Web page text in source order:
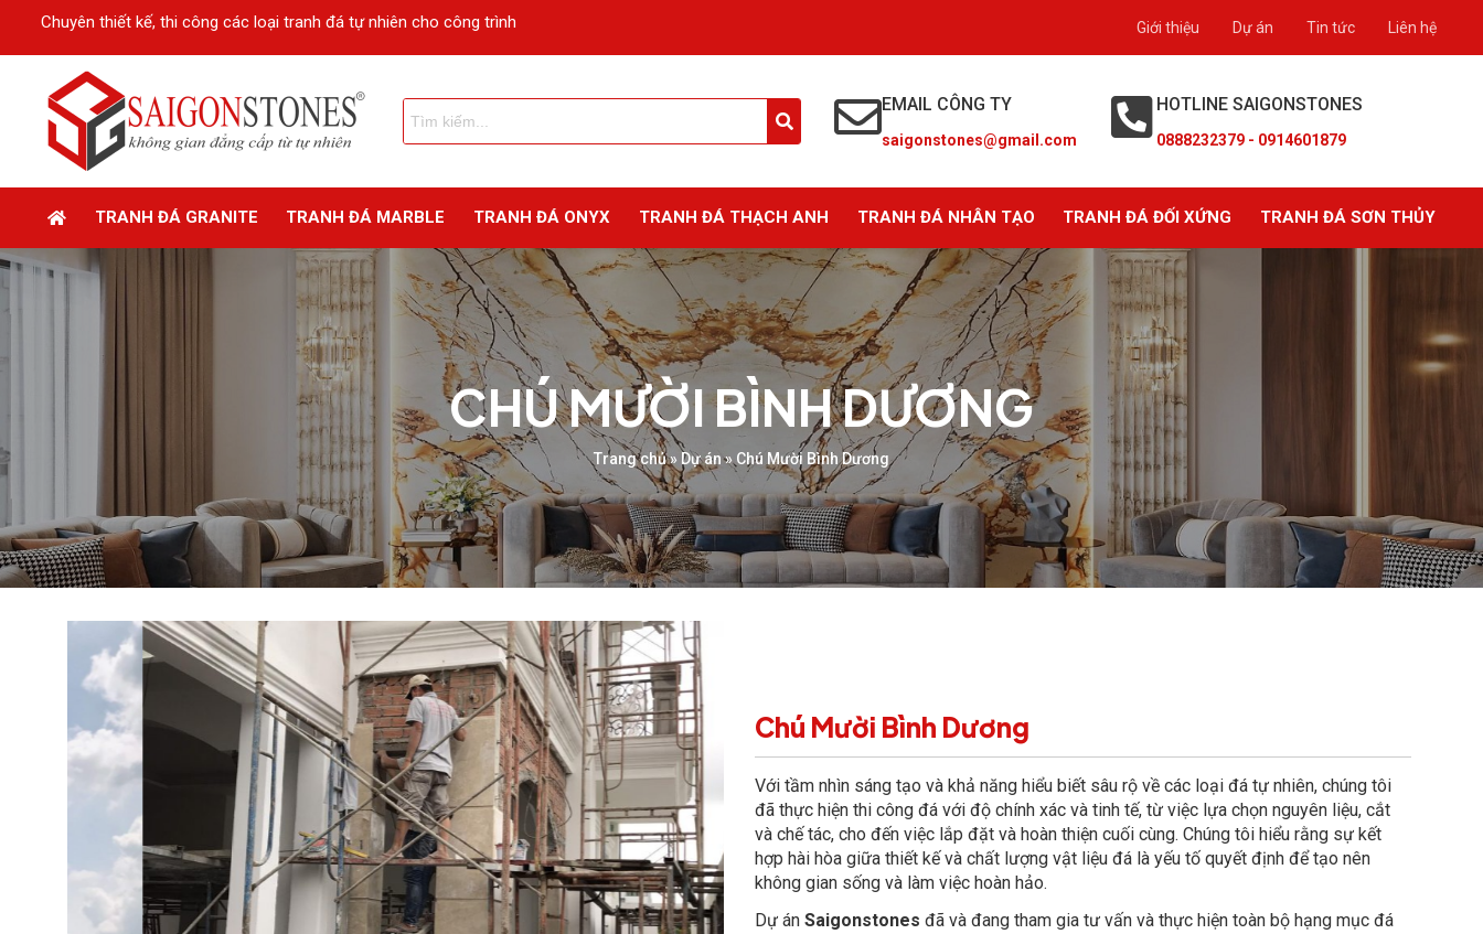
Chuyên thiết kế, thi công các loại tranh đá tự nhiên cho công trình Giới thiệu Dự án Tin tức Liên hệ
EMAIL CÔNG TY
saigonstones@gmail.com
HOTLINE SAIGONSTONES
0888232379 - 0914601879
TRANH ĐÁ GRANITE TRANH ĐÁ MARBLE TRANH ĐÁ ONYX TRANH ĐÁ THẠCH ANH TRANH ĐÁ NHÂN TẠO TRANH ĐÁ ĐỐI XỨNG TRANH ĐÁ SƠN THỦY
CHÚ MƯỜI BÌNH DƯƠNG
Trang chủ» Dự án» Chú Mười Bình Dương
Chú Mười Bình Dương
Với tầm nhìn sáng tạo và khả năng hiểu biết sâu rộ về các loại đá tự nhiên, chúng tôi
đã thực hiện thi công đá với độ chính xác và tinh tế, từ việc lựa chọn nguyên liệu, cắt
và chế tác, cho đến việc lắp đặt và hoàn thiện cuối cùng. Chúng tôi hiểu rằng sự kết
hợp hài hòa giữa thiết kế và chất lượng vật liệu đá là yếu tố quyết định để tạo nên
không gian sống và làm việc hoàn hảo.
Dự án Saigonstones đã và đang tham gia tư vấn và thực hiện toàn bộ hạng mục đá